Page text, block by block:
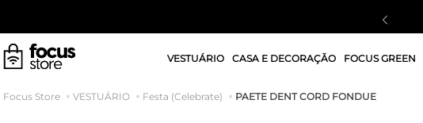
VESTUÁRIO CASA E DECORAÇÃO FOCUS GREEN
VESTUÁRIO Festa (Celebrate) PAETE DENT CORD FONDUE